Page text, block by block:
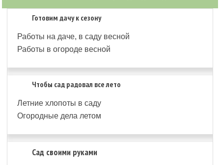
Готовим дачу к сезону
Работы на даче, в саду весной
Работы в огороде весной
Чтобы сад радовал все лето
Летние хлопоты в саду
Огородные дела летом
Сад своими руками